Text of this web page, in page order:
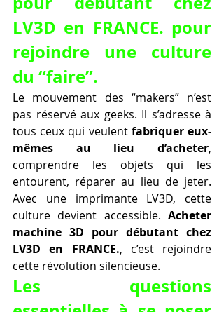
LV3D en FRANCE. pour
rejoindre une culture
du “faire”.
Le mouvement des “makers” n’est
pas réservé aux geeks. Il s’adresse à
tous ceux qui veulent fabriquer eux-
mêmes au lieu d’acheter,
comprendre les objets qui les
entourent, réparer au lieu de jeter.
Avec une imprimante LV3D, cette
culture devient accessible. Acheter
machine 3D pour débutant chez
LV3D en FRANCE., c’est rejoindre
cette révolution silencieuse.
Les questions